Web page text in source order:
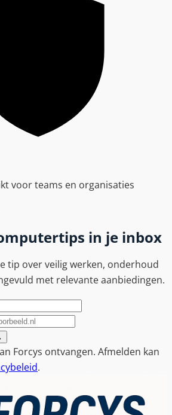
voor teams en organisaties
in je inbox
tip over veilig werken, onderhoud
met relevante aanbiedingen.
Forcys ontvangen. Afmelden kan
.